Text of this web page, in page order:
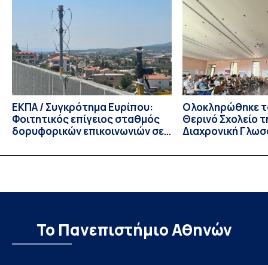
ενδιαφέροντος για την φοίτηση σε Προγράμματα Σπουδών,
Τμημάτων του Πανεπιστημίου μας στο Παράρτημα Κύπρου
για το ακαδημαϊκό έτος 2026-2027, έως τη Δευτέρα 31
Αυγούστου 2026. […]
ΕΚΠΑ / Συγκρότημα Ευρίπου:
Φοιτητικός επίγειος σταθμός
δορυφορικών επικοινωνιών σε
Ολοκληρώθηκε
Θερινό Σχολείο
Διαχρονική
Linguistics in
Το Πανεπιστήμιο Αθηνών